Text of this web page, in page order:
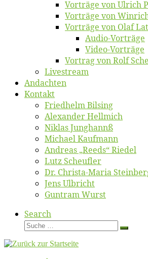
Vor­trä­ge von Ul­rich
Vor­trä­ge von
Vor­trä­ge von Olaf
Au­dio-Vor­trä­ge
Vi­deo-Vor­trä­ge
Vor­trag von Rolf
Live­stream
An­dach­ten
Kon­takt
Fried­helm Bilsing
Alex­an­der Hellmich
Ni­klas Junghannß
Mi­cha­el Kaufmann
An­dre­as „Reeds“ Riedel
Lutz Scheuf­ler
Dr. Chris­­ta-Ma­ria
Jens Ulb­richt
Gun­tram Wurst
Search
Suche
Suche